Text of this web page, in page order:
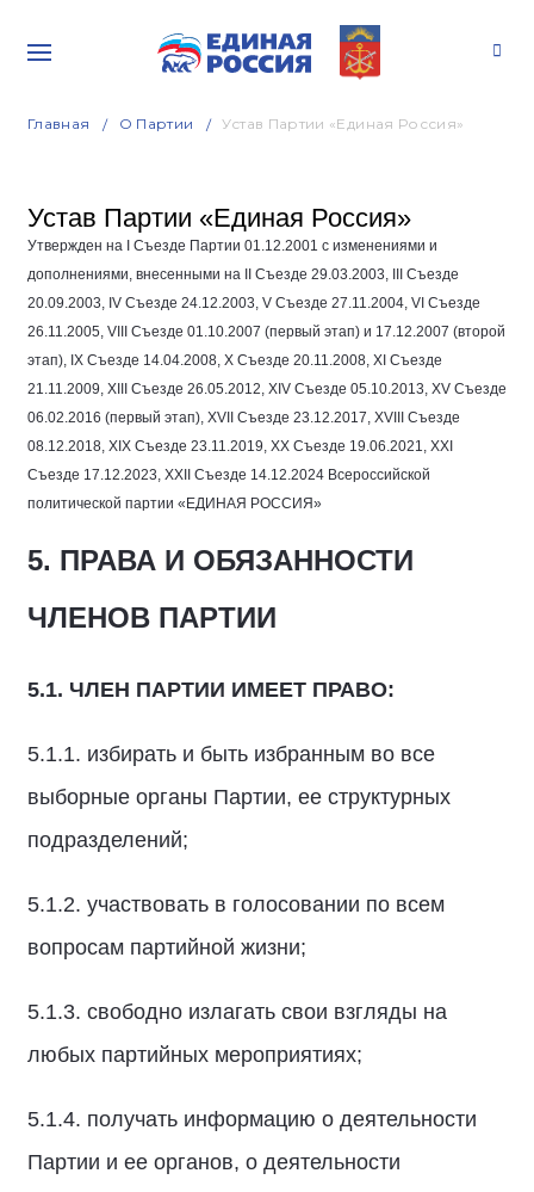
Главная О Партии Устав Партии «Единая Россия»
Устав Партии «Единая Россия»
Утвержден на I Съезде Партии 01.12.2001 с изменениями и
дополнениями, внесенными на II Съезде 29.03.2003, III Съезде
20.09.2003, IV Съезде 24.12.2003, V Съезде 27.11.2004, VI Съезде
26.11.2005, VIII Съезде 01.10.2007 (первый этап) и 17.12.2007 (второй
этап), IX Съезде 14.04.2008, Х Съезде 20.11.2008, ХI Съезде
21.11.2009, ХIII Съезде 26.05.2012, ХIV Съезде 05.10.2013, ХV Съезде
06.02.2016 (первый этап), XVII Съезде 23.12.2017, XVIII Съезде
08.12.2018, XIX Съезде 23.11.2019, XX Съезде 19.06.2021, XXI
Съезде 17.12.2023, XXII Съезде 14.12.2024 Всероссийской
политической партии «ЕДИНАЯ РОССИЯ»
5. ПРАВА И ОБЯЗАННОСТИ
ЧЛЕНОВ ПАРТИИ
5.1. ЧЛЕН ПАРТИИ ИМЕЕТ ПРАВО:
5.1.1. избирать и быть избранным во все
выборные органы Партии, ее структурных
подразделений;
5.1.2. участвовать в голосовании по всем
вопросам партийной жизни;
5.1.3. свободно излагать свои взгляды на
любых партийных мероприятиях;
5.1.4. получать информацию о деятельности
Партии и ее органов, о деятельности